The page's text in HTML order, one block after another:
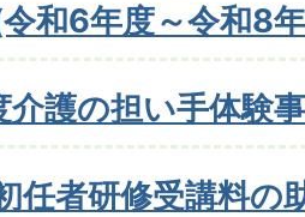
和6年度～令和8
介護の担い手体験
任者研修受講料の